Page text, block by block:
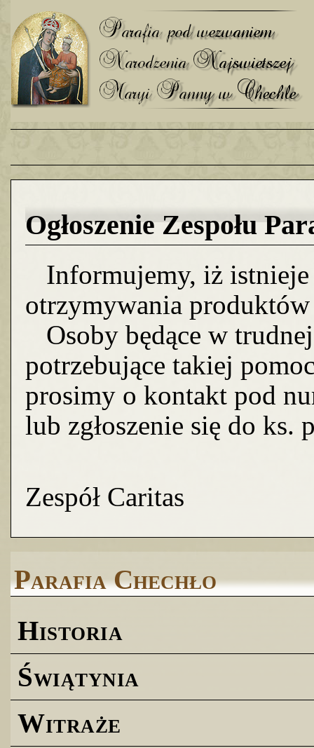
Parafia Chechło
Historia
Świątynia
Witraże
Ogłoszenie Zespołu
Informujemy, iż istnieje
otrzymywania
Osoby będące w
potrzebujące takiej
prosimy o kontakt pod
lub zgłoszenie się do ks.
Zespół Caritas